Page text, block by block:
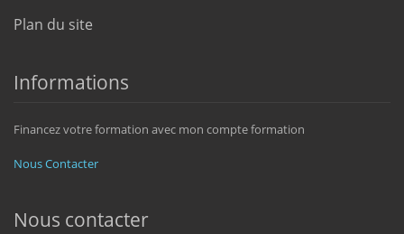
Plan du site
Informations
Financez votre formation avec mon compte formation
Nous Contacter
Nous contacter